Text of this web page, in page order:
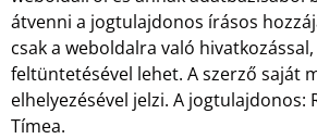
átvenni a jogtulajdonos írásos
csak a weboldalra való
feltüntetésével lehet. A szerző saját
elhelyezésével jelzi. A jogtulajdonos:
Tímea.